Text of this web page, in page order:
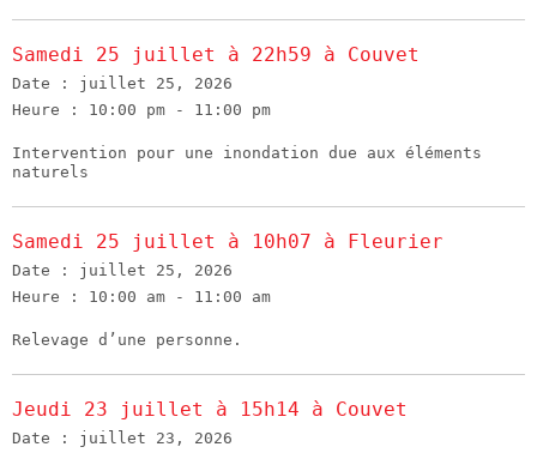
Samedi 25 juillet à 22h59 à Couvet
Date : juillet 25, 2026
Heure : 10:00 pm - 11:00 pm
Intervention pour une inondation due aux éléments
naturels
Samedi 25 juillet à 10h07 à Fleurier
Date : juillet 25, 2026
Heure : 10:00 am - 11:00 am
Relevage d’une personne.
Jeudi 23 juillet à 15h14 à Couvet
Date : juillet 23, 2026